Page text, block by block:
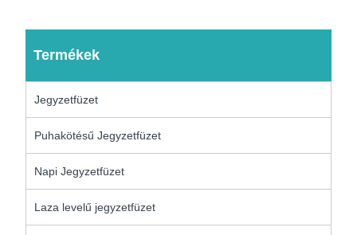
Termékek
Jegyzetfüzet
Puhakötésű Jegyzetfüzet
Napi Jegyzetfüzet
Laza levelű jegyzetfüzet